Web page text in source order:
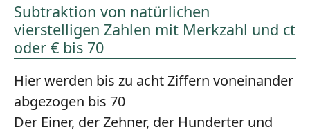
Subtraktion von natürlichen
vierstelligen Zahlen mit Merkzahl und ct
oder € bis 70
Hier werden bis zu acht Ziffern voneinander
abgezogen bis 70
Der Einer, der Zehner, der Hunderter und